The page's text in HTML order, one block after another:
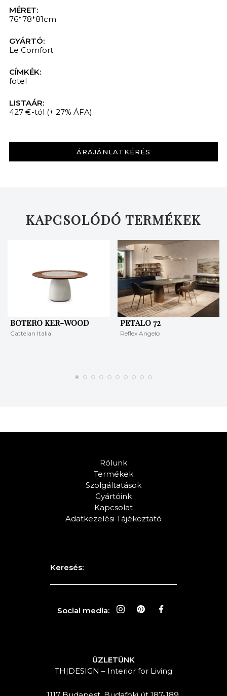
MÉRET:
76*78*81cm
GYÁRTÓ:
Le Comfort
CÍMKÉK:
fotel
LISTAÁR:
427 €-tól (+ 27% ÁFA)
ÁRAJÁNLATKÉRÉS
KAPCSOLÓDÓ TERMÉKEK
BOTERO KER-WOOD
Cattelan Italia
PETALO 72
Reflex Angelo
Rólunk
Termékek
Szolgáltatások
Gyártóink
Kapcsolat
Adatkezelési Tájékoztató
Keresés:
Social media:
ÜZLETÜNK
TH|DESIGN – Interior for Living